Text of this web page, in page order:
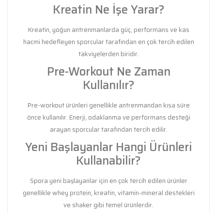
Kreatin Ne İşe Yarar?
Kreatin, yoğun antrenmanlarda güç, performans ve kas
hacmi hedefleyen sporcular tarafından en çok tercih edilen
takviyelerden biridir.
Pre-Workout Ne Zaman
Kullanılır?
Pre-workout ürünleri genellikle antrenmandan kısa süre
önce kullanılır. Enerji, odaklanma ve performans desteği
arayan sporcular tarafından tercih edilir.
Yeni Başlayanlar Hangi Ürünleri
Kullanabilir?
Spora yeni başlayanlar için en çok tercih edilen ürünler
genellikle whey protein, kreatin, vitamin-mineral destekleri
ve shaker gibi temel ürünlerdir.